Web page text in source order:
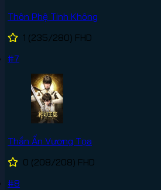
Thôn Phệ Tinh Không
1 (235/280) FHD
#7
Thần Ấn Vương Tọa
0 (208/208) FHD
#8